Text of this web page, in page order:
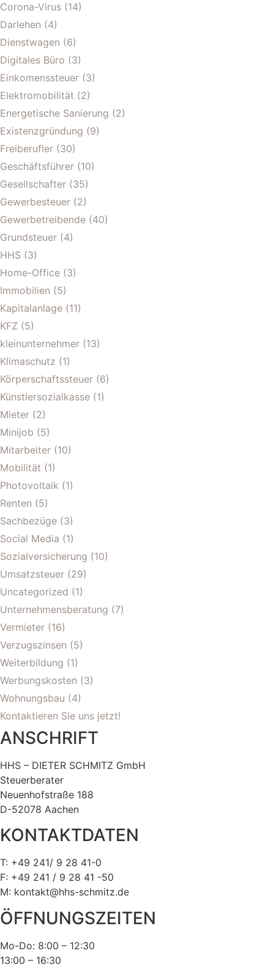
Corona-Virus (14)
Darlehen (4)
Dienstwagen (6)
Digitales Büro (3)
Einkomenssteuer (3)
Elektromobilität (2)
Energetische Sanierung (2)
Existenzgründung (9)
Freiberufler (30)
Geschäftsführer (10)
Gesellschafter (35)
Gewerbesteuer (2)
Gewerbetreibende (40)
Grundsteuer (4)
HHS (3)
Home-Office (3)
Immobilien (5)
Kapitalanlage (11)
KFZ (5)
kleinunternehmer (13)
Klimaschutz (1)
Körperschaftssteuer (6)
Künstlersozialkasse (1)
Mieter (2)
Minijob (5)
Mitarbeiter (10)
Mobilität (1)
Photovoltaik (1)
Renten (5)
Sachbezüge (3)
Social Media (1)
Sozialversicherung (10)
Umsatzsteuer (29)
Uncategorized (1)
Unternehmensberatung (7)
Vermieter (16)
Verzugszinsen (5)
Weiterbildung (1)
Werbungskosten (3)
Wohnungsbau (4)
Kontaktieren Sie uns jetzt!
ANSCHRIFT
HHS – DIETER SCHMITZ GmbH
Steuerberater
Neuenhofstraße 188
D-52078 Aachen
KONTAKTDATEN
T: +49 241/ 9 28 41-0
F: +49 241 / 9 28 41 -50
M: kontakt@hhs-schmitz.de
ÖFFNUNGSZEITEN
Mo-Do: 8:00 – 12:30
13:00 – 16:30